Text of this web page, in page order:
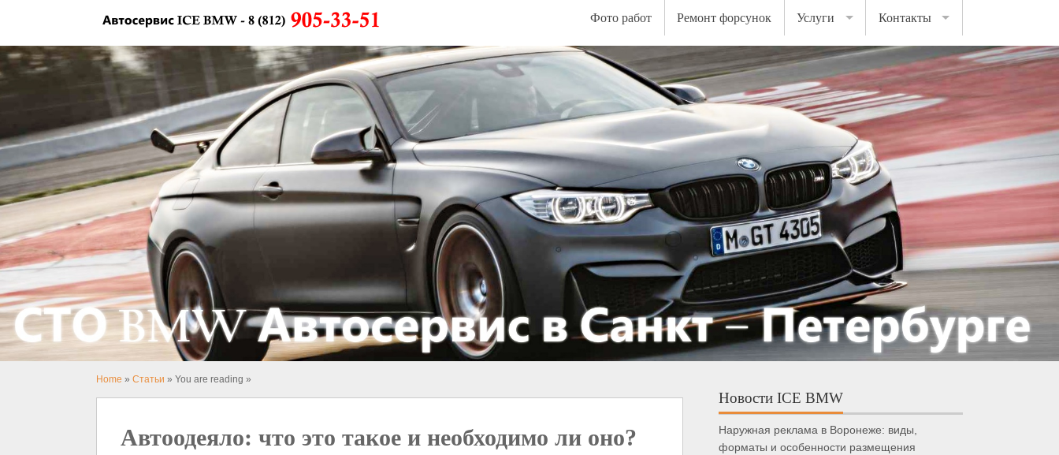
Фото работ Ремонт форсунок Услуги Контакты
Home » Статьи » You are reading »
Автоодеяло: что это такое и необходимо ли оно?
Новости ICE BMW
Наружная реклама в Воронеже: виды,
форматы и особенности размещения